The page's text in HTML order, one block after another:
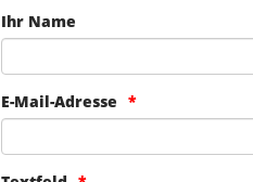
Ihr Name
E-Mail-Adresse